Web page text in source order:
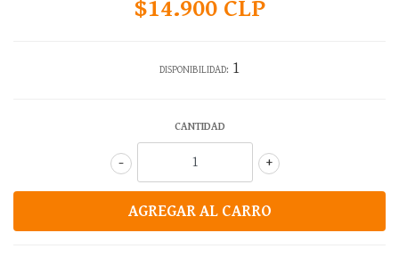
$14.900 CLP
DISPONIBILIDAD: 1
CANTIDAD
+
-